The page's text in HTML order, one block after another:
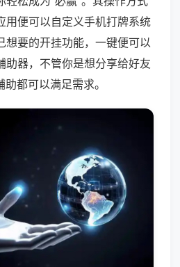
用便可以自定义手机打牌系统
想要的开挂功能，一键便可以
助器，不管你是想分享给好友
都可以满足需求。